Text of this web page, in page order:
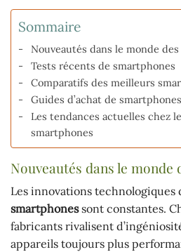
Sommaire
Nouveautés dans le monde
Tests récents de smartphones
Comparatifs des meilleurs
Guides d’achat de smartphones
Les tendances actuelles chez
smartphones
Nouveautés dans le monde
Les innovations technologiques
smartphonessont constantes.
fabricants rivalisent
appareils toujours plus